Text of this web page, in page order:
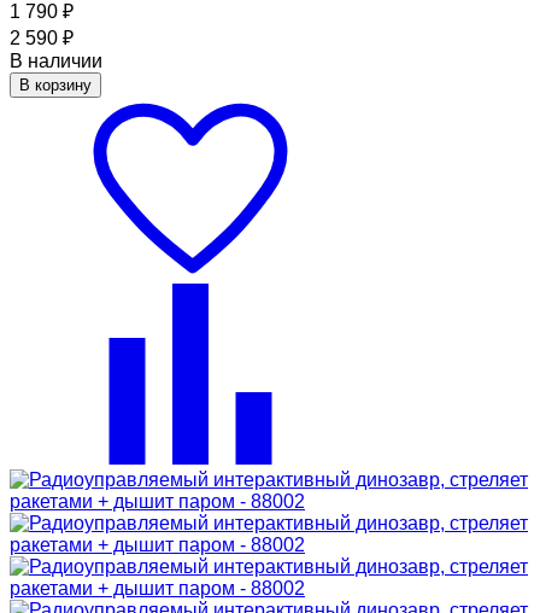
1 790 ₽
2 590 ₽
В наличии
В корзину